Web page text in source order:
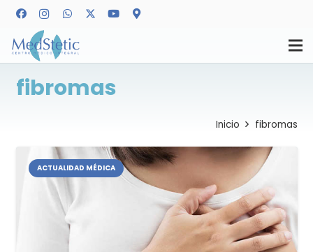
fibromas
Inicio fibromas
ACTUALIDAD MÉDICA